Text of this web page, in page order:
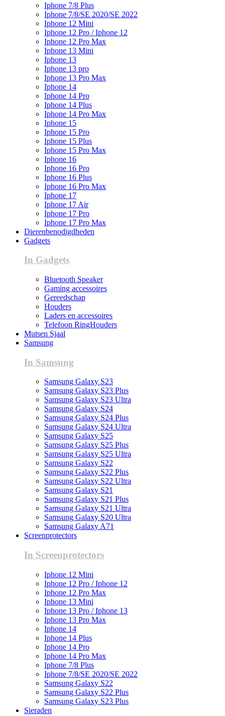
Iphone 7/8 Plus
Iphone 7/8/SE 2020/SE 2022
Iphone 12 Mini
Iphone 12 Pro / Iphone 12
Iphone 12 Pro Max
Iphone 13 Mini
Iphone 13
Iphone 13 pro
Iphone 13 Pro Max
Iphone 14
Iphone 14 Pro
Iphone 14 Plus
Iphone 14 Pro Max
Iphone 15
Iphone 15 Pro
Iphone 15 Plus
Iphone 15 Pro Max
Iphone 16
Iphone 16 Pro
Iphone 16 Plus
Iphone 16 Pro Max
Iphone 17
Iphone 17 Air
Iphone 17 Pro
Iphone 17 Pro Max
Dierenbenodigdheden
Gadgets
In Gadgets
Bluetooth Speaker
Gaming accessoires
Gereedschap
Houders
Laders en accessoires
Telefoon RingHouders
Mutsen Sjaal
Samsung
In Samsung
Samsung Galaxy S23
Samsung Galaxy S23 Plus
Samsung Galaxy S23 Ultra
Samsung Galaxy S24
Samsung Galaxy S24 Plus
Samsung Galaxy S24 Ultra
Samsung Galaxy S25
Samsung Galaxy S25 Plus
Samsung Galaxy S25 Ultra
Samsung Galaxy S22
Samsung Galaxy S22 Plus
Samsung Galaxy S22 Ultra
Samsung Galaxy S21
Samsung Galaxy S21 Plus
Samsung Galaxy S21 Ultra
Samsung Galaxy S20 Ultra
Samsung Galaxy A71
Screenprotectors
In Screenprotectors
Iphone 12 Mini
Iphone 12 Pro / Iphone 12
Iphone 12 Pro Max
Iphone 13 Mini
Iphone 13 Pro / Iphone 13
Iphone 13 Pro Max
Iphone 14
Iphone 14 Plus
Iphone 14 Pro
Iphone 14 Pro Max
Iphone 7/8 Plus
Iphone 7/8/SE 2020/SE 2022
Samsung Galaxy S22
Samsung Galaxy S22 Plus
Samsung Galaxy S23 Plus
Sieraden